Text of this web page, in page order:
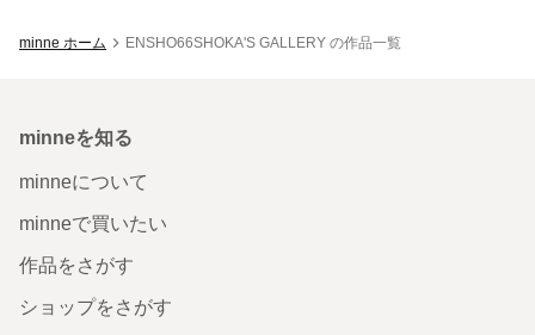
minne ホーム ENSHO66SHOKA'S GALLERY の作品一覧
minneを知る
minneについて
minneで買いたい
作品をさがす
ショップをさがす